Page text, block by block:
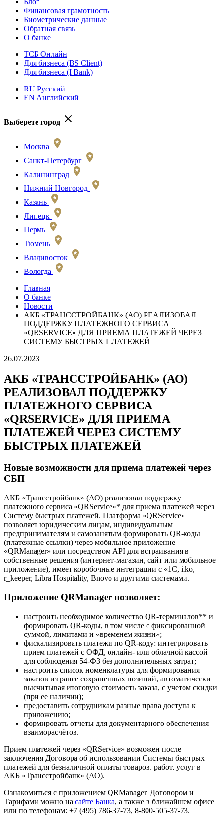
Блог
Финансовая грамотность
Биометрические данные
Обратная связь
О банке
ТСБ Онлайн
Для бизнеса (BS Client)
Для бизнеса (I Bank)
RU Русский
EN Английский
Выберете город
Москва
Санкт-Петербург
Калининград
Нижний Новгород
Казань
Липецк
Пермь
Тюмень
Владивосток
Вологда
Главная
О банке
Новости
АКБ «ТРАНССТРОЙБАНК» (АО) РЕАЛИЗОВАЛ
ПОДДЕРЖКУ ПЛАТЕЖНОГО СЕРВИСА
«QRSERVICE» ДЛЯ ПРИЕМА ПЛАТЕЖЕЙ ЧЕРЕЗ
СИСТЕМУ БЫСТРЫХ ПЛАТЕЖЕЙ
26.07.2023
АКБ «ТРАНССТРОЙБАНК» (АО)
РЕАЛИЗОВАЛ ПОДДЕРЖКУ
ПЛАТЕЖНОГО СЕРВИСА
«QRSERVICE» ДЛЯ ПРИЕМА
ПЛАТЕЖЕЙ ЧЕРЕЗ СИСТЕМУ
БЫСТРЫХ ПЛАТЕЖЕЙ
Новые возможности для приема платежей через
СБП
АКБ «Трансстройбанк» (АО) реализовал поддержку
платежного сервиса «QRService»* для приема платежей через
Систему быстрых платежей. Платформа «QRService»
позволяет юридическим лицам, индивидуальным
предпринимателям и самозанятым формировать QR-коды
(платежные ссылки) через мобильное приложение
«QRManager» или посредством API для встраивания в
собственные решения (интернет-магазин, сайт или мобильное
приложение), имеет коробочные интеграции с «1С, iiko,
r_keeper, Libra Hospitality, Bnovo и другими системами.
Приложение QRManager позволяет:
настроить необходимое количество QR-терминалов** и
формировать QR-коды, в том числе с фиксированной
суммой, лимитами и «временем жизни»;
фискализировать платежи по QR-коду: интегрировать
прием платежей с ОФД, онлайн- или облачной кассой
для соблюдения 54-ФЗ без дополнительных затрат;
настроить список номенклатуры для формирования
заказов из ранее сохраненных позиций, автоматически
высчитывая итоговую стоимость заказа, с учетом скидки
(при ее наличии);
предоставить сотрудникам разные права доступа к
приложению;
формировать отчеты для документарного обеспечения
взаиморасчётов.
Прием платежей через «QRService» возможен после
заключения Договора об использовании Системы быстрых
платежей для безналичной оплаты товаров, работ, услуг в
АКБ «Трансстройбанк» (АО).
Ознакомиться с приложением QRManager, Договором и
Тарифами можно на сайте Банка, а также в ближайшем офисе
или по телефонам: +7 (495) 786-37-73, 8-800-505-37-73.